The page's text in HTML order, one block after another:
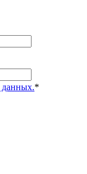
данных.*